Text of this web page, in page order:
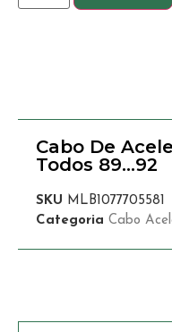
Cabo De
Todos 89…92
SKU MLB1077705581
Categoria Cabo